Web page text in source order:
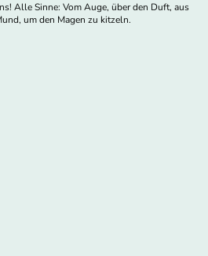
Alle Sinne: Vom Auge, über den Duft, aus
um den Magen zu kitzeln.